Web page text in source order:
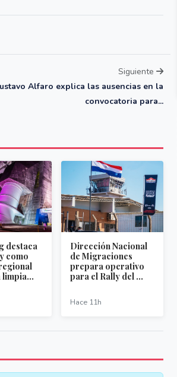
Siguiente
Alfaro explica las ausencias en la
convocatoria para...
destaca
como
limpia...
Dirección Nacional
de Migraciones
prepara operativo
para el Rally del ...
Hace 11h